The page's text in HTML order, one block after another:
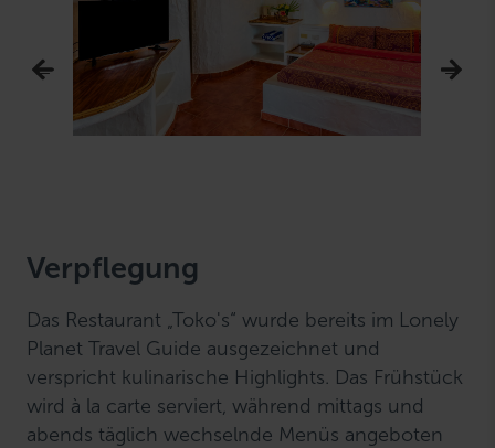
Verpflegung
Das Restaurant „Toko's“ wurde bereits im Lonely
Planet Travel Guide ausgezeichnet und
verspricht kulinarische Highlights. Das Frühstück
wird à la carte serviert, während mittags und
abends täglich wechselnde Menüs angeboten